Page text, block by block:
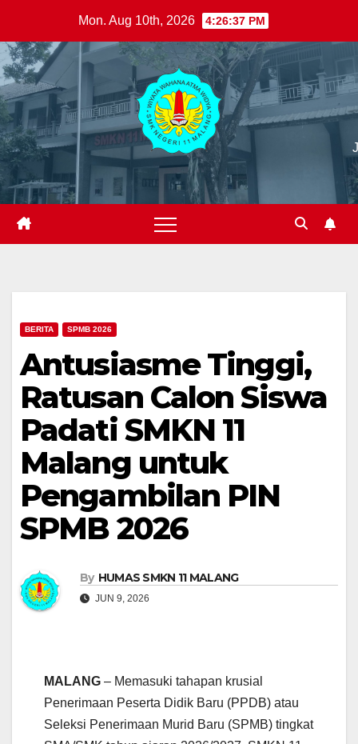
content
Mon. Aug 10th, 2026 4:26:38 PM
BERITA SPMB 2026
Antusiasme Tinggi,
Ratusan Calon Siswa
Padati SMKN 11
Malang untuk
Pengambilan PIN
SPMB 2026
By HUMAS SMKN 11 MALANG
JUN 9, 2026
MALANG – Memasuki tahapan krusial
Penerimaan Peserta Didik Baru (PPDB) atau
Seleksi Penerimaan Murid Baru (SPMB) tingkat